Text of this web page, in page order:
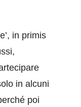
in primis
in alcuni
poi